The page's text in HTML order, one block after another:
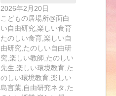
2026年2月20日
こどもの居場所@面白
い自由研究,楽しい食育
たのしい食育,楽しい自
由研究,たのしい自由研
究,楽しい教師,たのしい
先生,楽しい環境教育,た
のしい環境教育,楽しい
島言葉,自由研究ネタ,た